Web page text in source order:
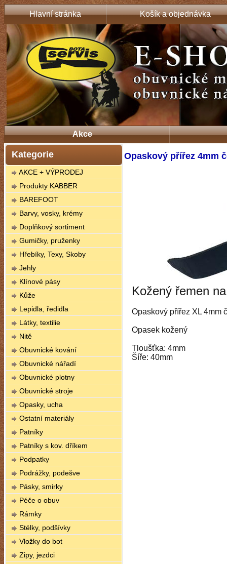
Hlavní stránka Košík a objednávka
Akce
Kategorie
AKCE + VÝPRODEJ
Produkty KABBER
BAREFOOT
Barvy, vosky, krémy
Doplňkový sortiment
Gumičky, pruženky
Hřebíky, Texy, Skoby
Jehly
Klínové pásy
Kůže
Lepidla, ředidla
Látky, textilie
Nitě
Obuvnické kování
Obuvnické nářadí
Obuvnické plotny
Obuvnické stroje
Opasky, ucha
Ostatní materiály
Patníky
Patníky s kov. dříkem
Podpatky
Podrážky, podešve
Pásky, smirky
Péče o obuv
Rámky
Stélky, podšívky
Vložky do bot
Zipy, jezdci
Opaskový přířez 4mm
Kožený řemen
Opaskový přířez XL 4mm
Opasek kožený
Tloušťka: 4mm
Šíře: 40mm